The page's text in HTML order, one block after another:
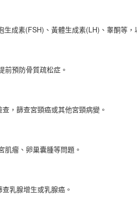
成素(FSH)、黃體生成素(LH)、睾酮等，
預防骨質疏松症。
篩查宮頸癌或其他宮頸病變。
瘤、卵巢囊腫等問題。
乳腺增生或乳腺癌。